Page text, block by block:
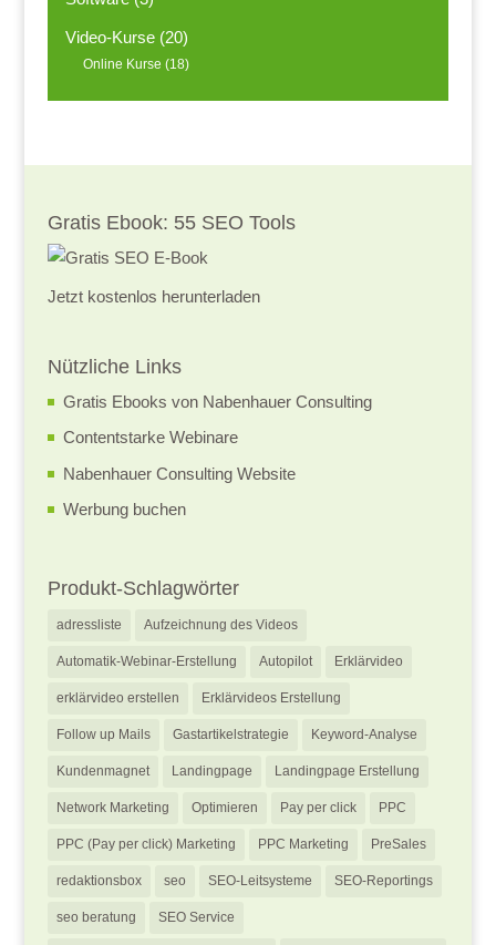
Video-Kurse (20)
Online Kurse (18)
Gratis Ebook: 55 SEO Tools
Jetzt kostenlos herunterladen
Nützliche Links
Gratis Ebooks von Nabenhauer Consulting
Contentstarke Webinare
Nabenhauer Consulting Website
Werbung buchen
Produkt-Schlagwörter
adressliste Aufzeichnung des Videos
Automatik-Webinar-Erstellung Autopilot Erklärvideo
erklärvideo erstellen Erklärvideos Erstellung
Follow up Mails Gastartikelstrategie Keyword-Analyse
Kundenmagnet Landingpage Landingpage Erstellung
Network Marketing Optimieren Pay per click PPC
PPC (Pay per click) Marketing PPC Marketing PreSales
redaktionsbox seo SEO-Leitsysteme SEO-Reportings
seo beratung SEO Service